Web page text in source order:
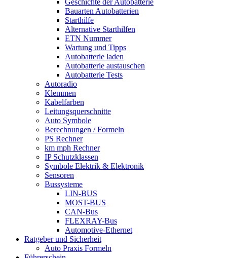
Geschichte der Autobatterie
Bauarten Autobatterien
Starthilfe
Alternative Starthilfen
ETN Nummer
Wartung und Tipps
Autobatterie laden
Autobatterie austauschen
Autobatterie Tests
Autoradio
Klemmen
Kabelfarben
Leitungsquerschnitte
Auto Symbole
Berechnungen / Formeln
PS Rechner
km mph Rechner
IP Schutzklassen
Symbole Elektrik & Elektronik
Sensoren
Bussysteme
LIN-BUS
MOST-BUS
CAN-Bus
FLEXRAY-Bus
Automotive-Ethernet
Ratgeber und Sicherheit
Auto Praxis Formeln